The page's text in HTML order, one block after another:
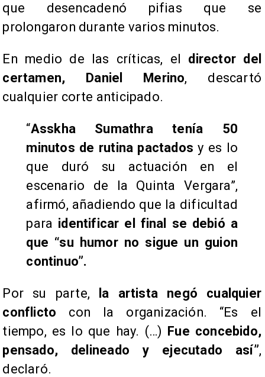
que desencadenó pifias que se
prolongaron durante varios minutos.
En medio de las críticas, el director del
certamen, Daniel Merino, descartó
cualquier corte anticipado.
“Asskha Sumathra tenía 50
minutos de rutina pactados y es lo
que duró su actuación en el
escenario de la Quinta Vergara”,
afirmó, añadiendo que la dificultad
para identificar el final se debió a
que “su humor no sigue un guion
continuo”.
Por su parte,
la artista negó cualquier
conflicto con la organización. “Es el
tiempo, es lo que hay. (…) Fue concebido,
pensado, delineado y ejecutado así”,
declaró.